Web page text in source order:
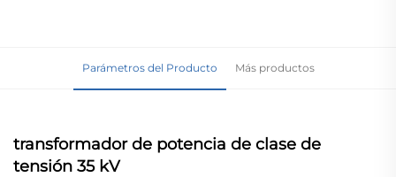
Parámetros del Producto Más productos
transformador de potencia de clase de
tensión 35 kV